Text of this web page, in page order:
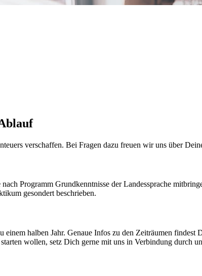
verschaffen. Bei Fragen dazu freuen wir uns über
Programm Grundkenntnisse der Landessprache
gesondert beschrieben.
halben Jahr. Genaue Infos zu den Zeiträumen findest
wollen, setz Dich gerne mit uns in Verbindung durch